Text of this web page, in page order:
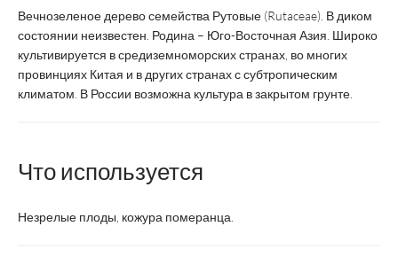
Вечнозеленое дерево семейства Рутовые (Rutaceae). В диком
состоянии неизвестен. Родина – Юго-Восточная Азия. Широко
культивируется в средиземноморских странах, во многих
провинциях Китая и в других странах с субтропическим
климатом. В России возможна культура в закрытом грунте.
Что используется
Незрелые плоды, кожура померанца.